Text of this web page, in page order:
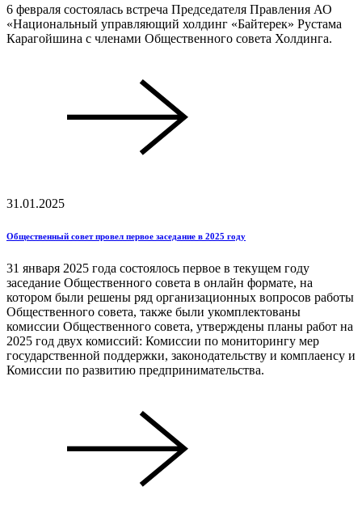
6 февраля состоялась встреча Председателя Правления АО
«Национальный управляющий холдинг «Байтерек» Рустама
Карагойшина с членами Общественного совета Холдинга.
31.01.2025
Общественный совет провел первое заседание в 2025 году
31 января 2025 года состоялось первое в текущем году
заседание Общественного совета в онлайн формате, на
котором были решены ряд организационных вопросов работы
Общественного совета, также были укомплектованы
комиссии Общественного совета, утверждены планы работ на
2025 год двух комиссий: Комиссии по мониторингу мер
государственной поддержки, законодательству и комплаенсу и
Комиссии по развитию предпринимательства.